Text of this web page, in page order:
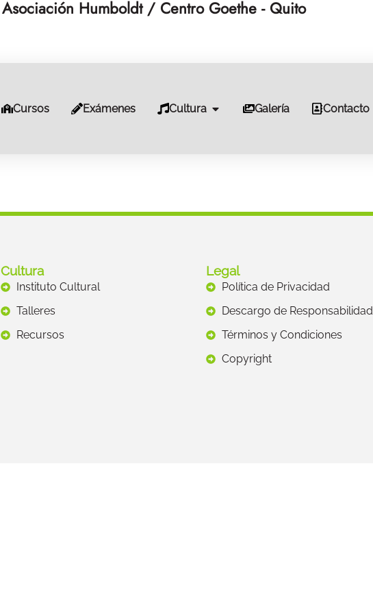
Asociación Humboldt / Centro Goethe - Quito
Cursos Exámenes Cultura Galería Contacto
Cultura
Instituto Cultural
Talleres
Recursos
Legal
Política de Privacidad
Descargo de Responsabilidad
Términos y Condiciones
Copyright